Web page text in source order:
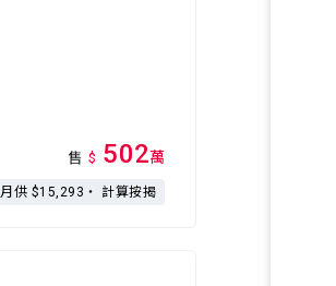
售 $ 502萬
月供 $15,293・ 計算按揭